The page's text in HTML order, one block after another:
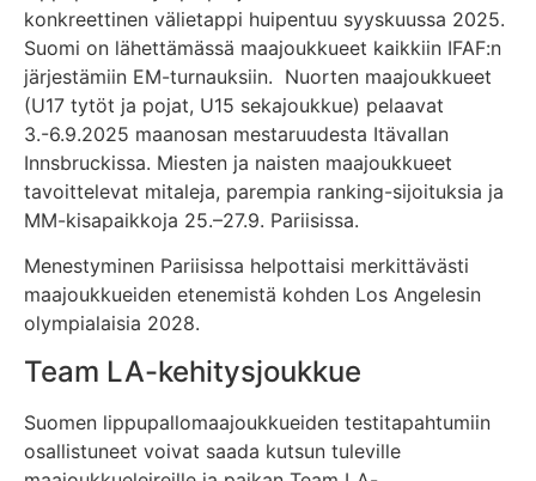
konkreettinen välietappi huipentuu syyskuussa 2025.
Suomi on lähettämässä maajoukkueet kaikkiin IFAF:n
järjestämiin EM-turnauksiin. Nuorten maajoukkueet
(U17 tytöt ja pojat, U15 sekajoukkue) pelaavat
3.-6.9.2025 maanosan mestaruudesta Itävallan
Innsbruckissa. Miesten ja naisten maajoukkueet
tavoittelevat mitaleja, parempia ranking-sijoituksia ja
MM-kisapaikkoja 25.–27.9. Pariisissa.
Menestyminen Pariisissa helpottaisi merkittävästi
maajoukkueiden etenemistä kohden Los Angelesin
olympialaisia 2028.
Team LA-kehitysjoukkue
Suomen lippupallomaajoukkueiden testitapahtumiin
osallistuneet voivat saada kutsun tuleville